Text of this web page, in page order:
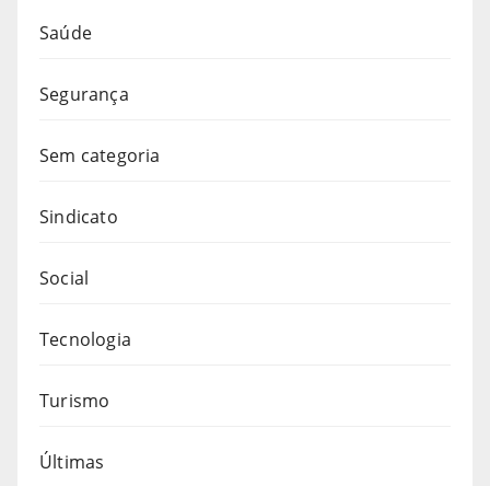
Saúde
Segurança
Sem categoria
Sindicato
Social
Tecnologia
Turismo
Últimas